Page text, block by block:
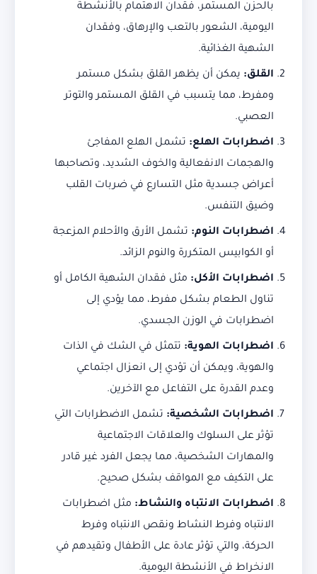
بالحزن المستمر، فقدان الاهتمام بالأنشطة
اليومية، الشعور بالتعب والإرهاق، وفقدان
الشهية الغذائية.
القلق: يمكن أن يظهر القلق بشكل مستمر
ومفرط، مما يتسبب في القلق المستمر والتوتر
العصبي.
اضطرابات الهلع: تشمل الهلع المفاجئ
والهجمات الانفعالية والخوف الشديد، وتصاحبها
أعراض جسدية مثل التسارع في ضربات القلب
وضيق التنفس.
اضطرابات النوم: تشمل الأرق والأحلام المزعجة
أو الكوابيس المتكررة والنوم الزائد.
اضطرابات الأكل: مثل فقدان الشهية الكامل أو
تناول الطعام بشكل مفرط، مما يؤدي إلى
اضطرابات في الوزن الجسدي.
اضطرابات الهوية: تتمثل في الشك في الذات
والهوية، ويمكن أن تؤدي إلى انعزال اجتماعي
وعدم القدرة على التفاعل مع الآخرين.
اضطرابات الشخصية: تشمل الاضطرابات التي
تؤثر على السلوك والعلاقات الاجتماعية
والمهارات الشخصية، مما يجعل الفرد غير قادر
على التكيف مع المواقف بشكل صحيح.
اضطرابات الانتباه والنشاط: مثل اضطرابات
الانتباه وفرط النشاط ونقص الانتباه وفرط
الحركة، والتي تؤثر عادة على الأطفال وتقيدهم في
الانخراط في الأنشطة اليومية.